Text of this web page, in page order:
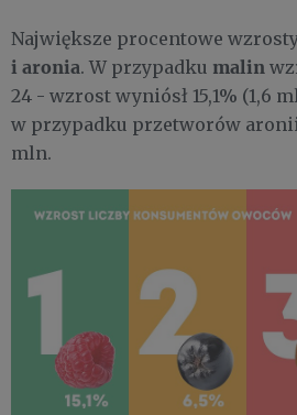
Największe procentowe
i aronia. W przypadku malin
24 - wzrost wyniósł 15,1% (1,6
w przypadku przetworów
mln.